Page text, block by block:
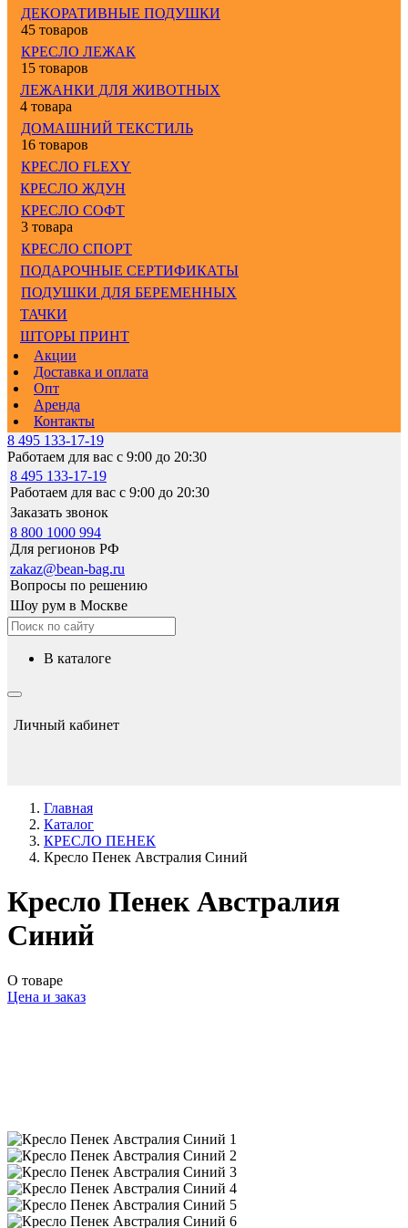
ДЕКОРАТИВНЫЕ ПОДУШКИ
45 товаров
КРЕСЛО ЛЕЖАК
15 товаров
ЛЕЖАНКИ ДЛЯ ЖИВОТНЫХ
4 товара
ДОМАШНИЙ ТЕКСТИЛЬ
16 товаров
КРЕСЛО FLEXY
КРЕСЛО ЖДУН
КРЕСЛО СОФТ
3 товара
КРЕСЛО СПОРТ
ПОДАРОЧНЫЕ СЕРТИФИКАТЫ
ПОДУШКИ ДЛЯ БЕРЕМЕННЫХ
ТАЧКИ
ШТОРЫ ПРИНТ
Акции
Доставка и оплата
Опт
Аренда
Контакты
8 495 133-17-19
Работаем для вас с 9:00 до 20:30
8 495 133-17-19
Работаем для вас с 9:00 до 20:30
Заказать звонок
8 800 1000 994
Для регионов РФ
zakaz@bean-bag.ru
Вопросы по решению
Шоу рум в Москве
в каталоге
Личный кабинет
Главная
Каталог
КРЕСЛО ПЕНЕК
Кресло Пенек Австралия Синий
Кресло Пенек Австралия
Синий
О товаре
Цена и заказ